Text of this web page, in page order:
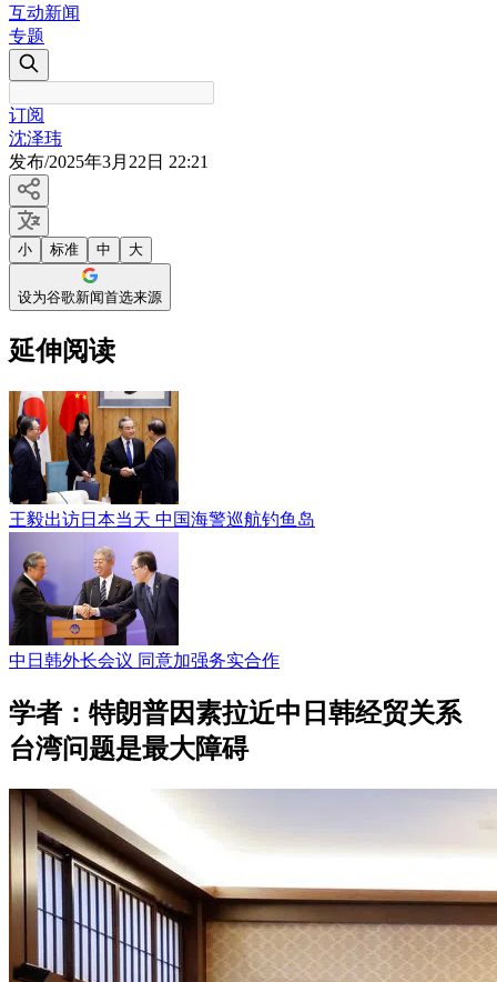
互动新闻
专题
订阅
沈泽玮
发布/2025年3月22日 22:21
小 标准 中 大
设为谷歌新闻首选来源
延伸阅读
王毅出访日本当天 中国海警巡航钓鱼岛
中日韩外长会议 同意加强务实合作
学者：特朗普因素拉近中日韩经贸关系
台湾问题是最大障碍